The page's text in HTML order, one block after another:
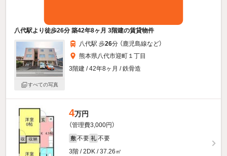
八代駅より徒歩26分 築42年8ヶ月 3階建の賃貸物件
すべての写真
八代駅 歩26分 （鹿児島線など）
熊本県八代市迎町１丁目
3階建 / 42年8ヶ月 / 鉄骨造
4万円
（管理費3,000円）
敷 不要 礼 不要
3階 / 2DK / 37.26㎡